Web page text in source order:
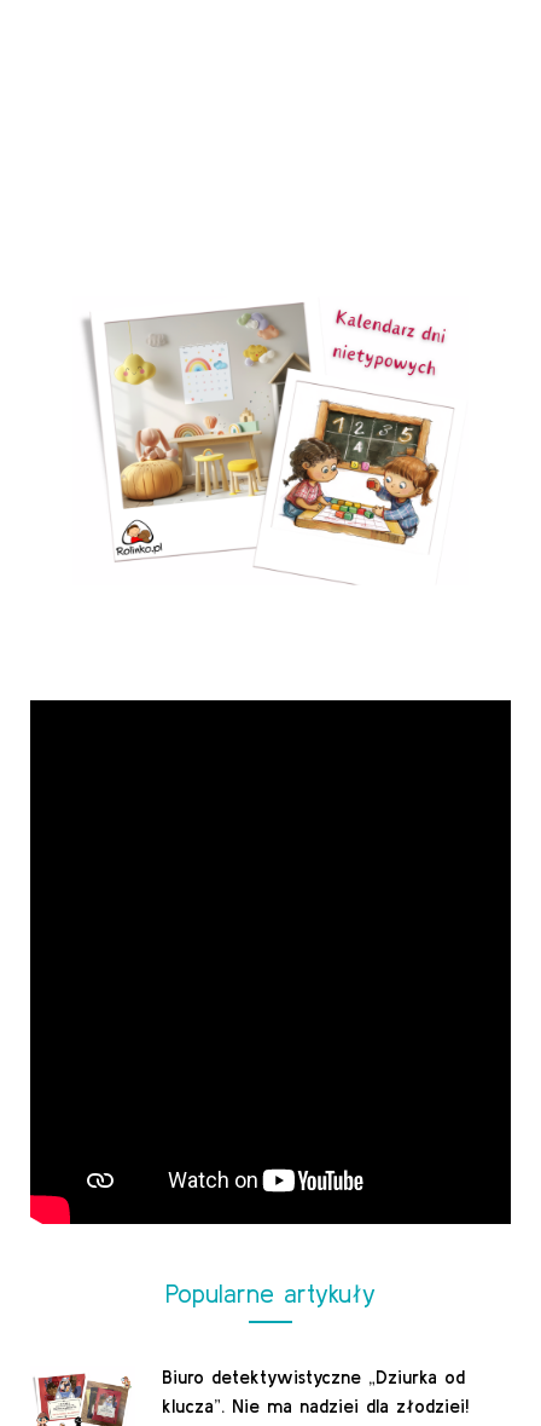
Popularne artykuły
Biuro detektywistyczne „Dziurka od
klucza”. Nie ma nadziei dla złodziei!